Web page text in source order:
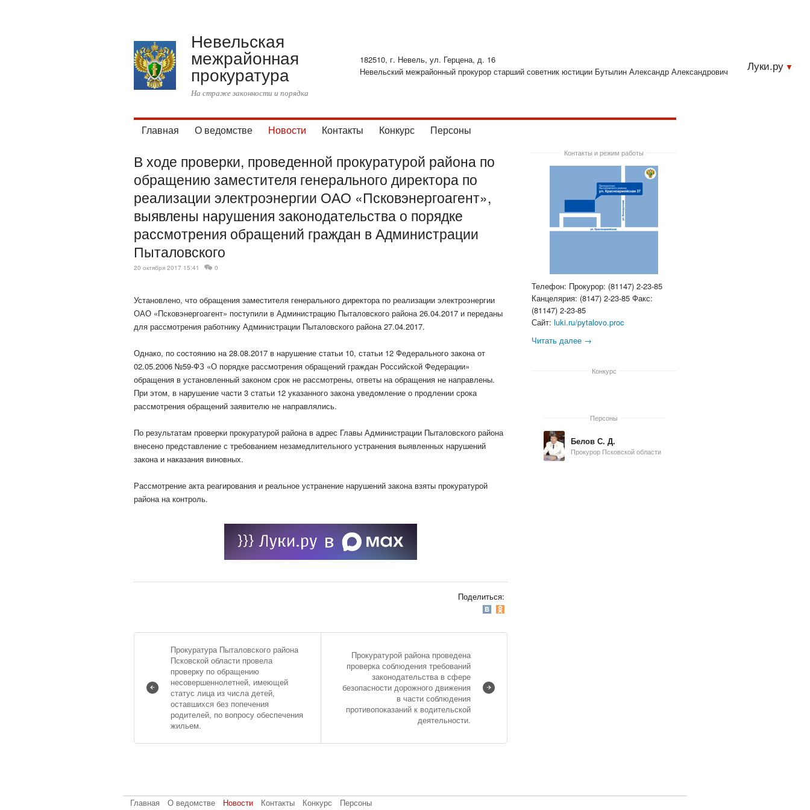
Невельская
межрайонная
прокуратура
На страже законности и порядка
182510, г. Невель, ул. Герцена, д. 16
Невельский межрайонный прокурор старший советник юстиции Бутылин Александр Александрович
Луки.ру
Главная О ведомстве Новости Контакты Конкурс Персоны
В ходе проверки, проведенной прокуратурой района по
обращению заместителя генерального директора по
реализации электроэнергии ОАО «Псковэнергоагент»,
выявлены нарушения законодательства о порядке
рассмотрения обращений граждан в Администрации
Пыталовского
20 октября 2017 15:41 0
Установлено, что обращения заместителя генерального директора по реализации электроэнергии
ОАО «Псковэнергоагент» поступили в Администрацию Пыталовского района 26.04.2017 и переданы
для рассмотрения работнику Администрации Пыталовского района 27.04.2017.
Однако, по состоянию на 28.08.2017 в нарушение статьи 10, статьи 12 Федерального закона от
02.05.2006 №59-ФЗ «О порядке рассмотрения обращений граждан Российской Федерации»
обращения в установленный законом срок не рассмотрены, ответы на обращения не направлены.
При этом, в нарушение части 3 статьи 12 указанного закона уведомление о продлении срока
рассмотрения обращений заявителю не направлялись.
По результатам проверки прокуратурой района в адрес Главы Администрации Пыталовского района
внесено представление с требованием незамедлительного устранения выявленных нарушений
закона и наказания виновных.
Рассмотрение акта реагирования и реальное устранение нарушений закона взяты прокуратурой
района на контроль.
Поделиться:
Прокуратура Пыталовского района
Псковской области провела
проверку по обращению
несовершеннолетней, имеющей
статус лица из числа детей,
оставшихся без попечения
родителей, по вопросу обеспечения
жильем.
Прокуратурой района проведена
проверка соблюдения требований
законодательства в сфере
безопасности дорожного движения
в части соблюдения
противопоказаний к водительской
деятельности.
Контакты и режим работы
Телефон: Прокурор: (81147) 2-23-85
Канцелярия: (8147) 2-23-85 Факс:
(81147) 2-23-85
Сайт: luki.ru/pytalovo.proc
Читать далее →
Конкурс
Персоны
Белов С. Д.
Прокурор Псковской области
Главная О ведомстве Новости Контакты Конкурс Персоны